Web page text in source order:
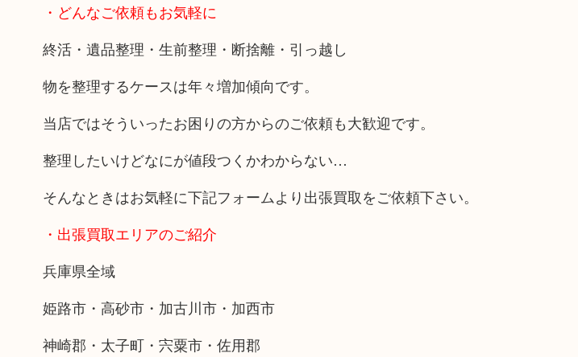
・どんなご依頼もお気軽に
終活・遺品整理・生前整理・断捨離・引っ越し
物を整理するケースは年々増加傾向です。
当店ではそういったお困りの方からのご依頼も大歓迎です。
整理したいけどなにが値段つくかわからない…
そんなときはお気軽に下記フォームより出張買取をご依頼下さい。
・出張買取エリアのご紹介
兵庫県全域
姫路市・高砂市・加古川市・加西市
神崎郡・太子町・宍粟市・佐用郡